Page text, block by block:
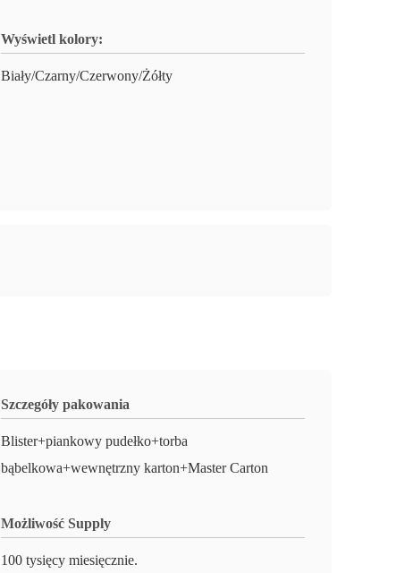
Wyświetl kolory:
Biały/Czarny/Czerwony/Żółty
Szczegóły pakowania
Blister+piankowy pudełko+torba
bąbelkowa+wewnętrzny karton+Master Carton
Możliwość Supply
100 tysięcy miesięcznie.